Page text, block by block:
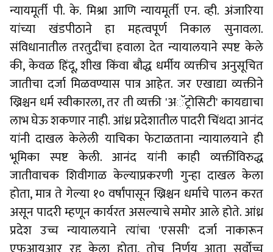
न्यायमूर्ती पी. के. मिश्रा आणि न्यायमूर्ती एन. व्ही. अंजारिया
यांच्या खंडपीठाने हा महत्वपूर्ण निकाल सुनावला.
संविधानातील तरतुदींचा हवाला देत न्यायालयाने स्पष्ट केले
की, केवळ हिंदू, शीख किंवा बौद्ध धर्मीय व्यक्तीच अनुसूचित
जातीचा दर्जा मिळवण्यास पात्र आहेत. जर एखाद्या व्यक्तीने
ख्रिश्चन धर्म स्वीकारला, तर ती व्यक्ती 'अॅट्रोसिटी' कायद्याचा
लाभ घेऊ शकणार नाही. आंध्र प्रदेशातील पादरी चिंथदा आनंद
यांनी दाखल केलेली याचिका फेटाळताना न्यायालयाने ही
भूमिका स्पष्ट केली. आनंद यांनी काही व्यक्तींविरुद्ध
जातीवाचक शिवीगाळ केल्याप्रकरणी गुन्हा दाखल केला
होता, मात्र ते गेल्या १० वर्षांपासून ख्रिश्चन धर्माचे पालन करत
असून पादरी म्हणून कार्यरत असल्याचे समोर आले होते. आंध्र
प्रदेश उच्च न्यायालयाने त्यांचा 'एससी' दर्जा नाकारून